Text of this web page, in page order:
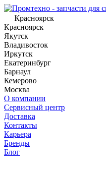
Красноярск
Красноярск
Якутск
Владивосток
Иркутск
Екатеринбург
Барнаул
Кемерово
Москва
О компании
Сервисный центр
Доставка
Контакты
Карьера
Бренды
Блог